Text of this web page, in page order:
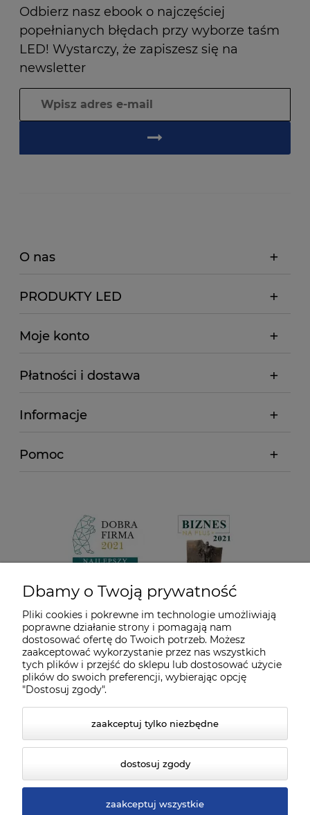
Odbierz nasz ebook o najczęściej
popełnianych błędach przy wyborze taśm
LED! Wystarczy, że zapiszesz się na
newsletter
O nas
PRODUKTY LED
Moje konto
Płatności i dostawa
Informacje
Pomoc
Dbamy o Twoją prywatność
Pliki cookies i pokrewne im technologie umożliwiają
poprawne działanie strony i pomagają nam
dostosować ofertę do Twoich potrzeb. Możesz
zaakceptować wykorzystanie przez nas wszystkich
tych plików i przejść do sklepu lub dostosować użycie
plików do swoich preferencji, wybierając opcję
"Dostosuj zgody".
zaakceptuj tylko niezbędne
dostosuj zgody
zaakceptuj wszystkie